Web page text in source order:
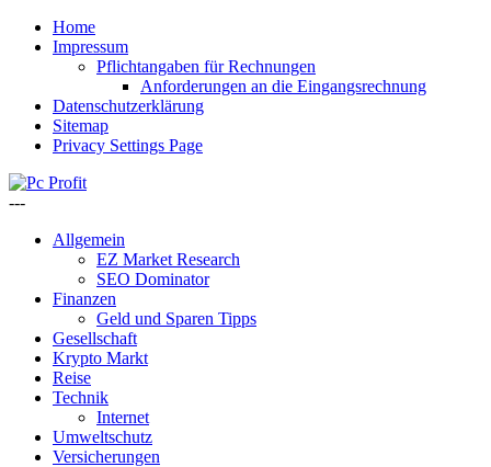
Home
Impressum
Pflichtangaben für Rechnungen
Anforderungen an die Eingangsrechnung
Datenschutzerklärung
Sitemap
Privacy Settings Page
---
Allgemein
EZ Market Research
SEO Dominator
Finanzen
Geld und Sparen Tipps
Gesellschaft
Krypto Markt
Reise
Technik
Internet
Umweltschutz
Versicherungen